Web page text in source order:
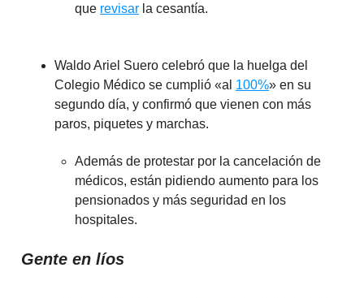
que revisar la cesantía.
Waldo Ariel Suero celebró que la huelga del
Colegio Médico se cumplió «al 100%» en su
segundo día, y confirmó que vienen con más
paros, piquetes y marchas.
Además de protestar por la cancelación de
médicos, están pidiendo aumento para los
pensionados y más seguridad en los
hospitales.
Gente en líos